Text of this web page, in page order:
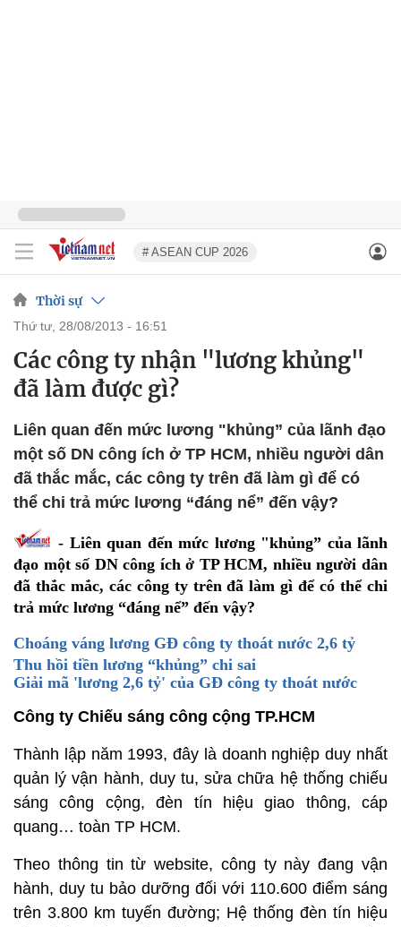
# ASEAN CUP 2026
Thời sự
thứ tư, 28/08/2013 - 16:51
Các công ty nhận "lương khủng"
đã làm được gì?
Liên quan đến mức lương "khủng” của lãnh đạo
một số DN công ích ở TP HCM, nhiều người dân
đã thắc mắc, các công ty trên đã làm gì để có
thể chi trả mức lương “đáng nể” đến vậy?
- Liên quan đến mức lương "khủng” của lãnh
đạo một số DN công ích ở TP HCM, nhiều người dân
đã thắc mắc, các công ty trên đã làm gì để có thể chi
trả mức lương “đáng nể” đến vậy?
Choáng váng lương GĐ công ty thoát nước 2,6 tỷ
Thu hồi tiền lương “khủng” chi sai
Giải mã 'lương 2,6 tỷ' của GĐ công ty thoát nước
Công ty Chiếu sáng công cộng TP.HCM
Thành lập năm 1993, đây là doanh nghiệp duy nhất
quản lý vận hành, duy tu, sửa chữa hệ thống chiếu
sáng công cộng, đèn tín hiệu giao thông, cáp
quang… toàn TP HCM.
Theo thông tin từ website, công ty này đang vận
hành, duy tu bảo dưỡng đối với 110.600 điểm sáng
trên 3.800 km tuyến đường; Hệ thống đèn tín hiệu